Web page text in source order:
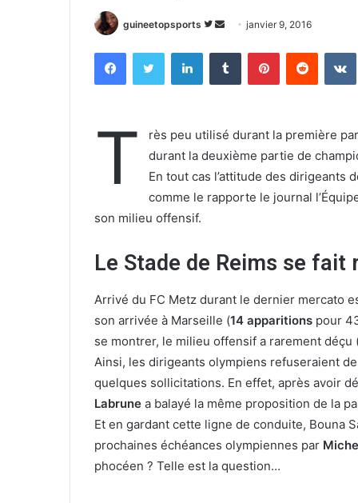
guineetopsports
S
v
s
u
r
T
t
t
v
o
r
u
n
c
r
r
e
janvier 9, 2016
T rès peu utilisé durant la première
durant la deuxième partie de
En tout cas l’attitude des dirigeants
comme le rapporte le journal
son milieu offensif.
Le Stade de Reims se fait
Arrivé du FC Metz durant le dernier mercato
son arrivée à Marseille (14 apparitions pour
se montrer, le milieu offensif a rarement déçu
Ainsi, les dirigeants olympiens refuseraient
quelques sollicitations. En effet, après avoir
Labrune a balayé la même proposition de la
Et en gardant cette ligne de conduite, Bouna
prochaines échéances olympiennes par
phocéen ? Telle est la question…